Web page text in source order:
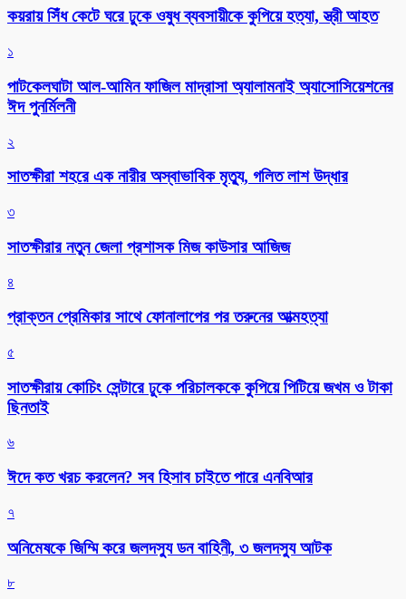
কয়রায় সিঁধ কেটে ঘরে ঢুকে ওষুধ ব্যবসায়ীকে কুপিয়ে হত্যা, স্ত্রী আহত
১
পাটকেলঘাটা আল-আমিন ফাজিল মাদ্রাসা অ্যালামনাই অ্যাসোসিয়েশনের
ঈদ পুনর্মিলনী
২
সাতক্ষীরা শহরে এক নারীর অস্বাভাবিক মৃত্যু, গলিত লাশ উদ্ধার
৩
সাতক্ষীরার নতুন জেলা প্রশাসক মিজ কাউসার আজিজ
৪
প্রাক্তন প্রেমিকার সাথে ফোনালাপের পর তরুনের আত্মহত্যা
৫
সাতক্ষীরায় কোচিং সেন্টারে ঢুকে পরিচালককে কুপিয়ে পিটিয়ে জখম ও টাকা
ছিনতাই
৬
ঈদে কত খরচ করলেন? সব হিসাব চাইতে পারে এনবিআর
৭
অনিমেষকে জিম্মি করে জলদস্যু ডন বাহিনী, ৩ জলদস্যু আটক
৮